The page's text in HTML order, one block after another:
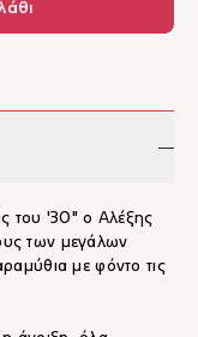
του '30" o Αλέξης
των μεγάλων
με φόντο τις